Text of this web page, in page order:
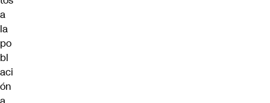
a
la
po
bl
aci
ón